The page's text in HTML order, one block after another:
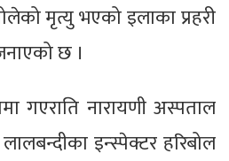
मृत्यु भएको इलाका प्रहरी
छ ।
गएराति नारायणी अस्पताल
इन्स्पेक्टर हरिबोल